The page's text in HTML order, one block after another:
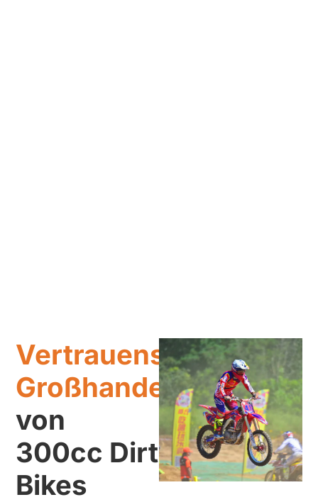
Vertrauenswürdiger
Großhandelslieferant
von
300cc Dirt
Bikes